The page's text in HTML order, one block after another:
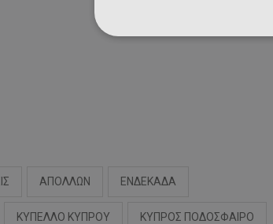
ΑΠΟΛΛΩΝ ΕΝΔΕΚΑΔΑ
ΚΥΠΕΛΛΟ ΚΥΠΡΟΥ ΚΥΠΡΟΣ ΠΟΔΟΣΦΑΙΡΟ